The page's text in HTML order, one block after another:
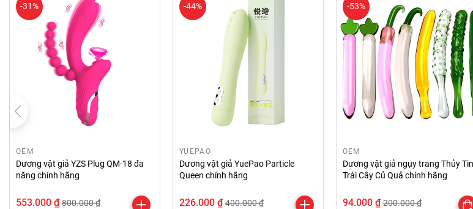
-31%
OEM
Dương vật giả YZS Plug QM-18 đa
năng chính hãng
553.000 ₫ 800.000 ₫
-44%
YUEPAO
Dương vật giả YuePao Particle
Queen chính hãng
226.000 ₫ 400.000 ₫
-53%
OEM
Dương vật giả ngụy trang Thủy
Trái Cây Củ Quả chính hãng
94.000 ₫ 200.000 ₫